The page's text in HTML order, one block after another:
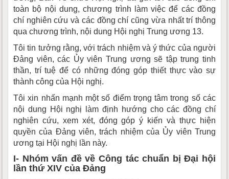
toàn bộ nội dung, chương trình làm việc để các đồng
chí nghiên cứu và các đồng chí cũng vừa nhất trí thông
qua chương trình, nội dung Hội nghị Trung ương 13.
Tôi tin tưởng rằng, với trách nhiệm và ý thức của người
Đảng viên, các Ủy viên Trung ương sẽ tập trung tinh
thần, trí tuệ để có những đóng góp thiết thực vào sự
thành công của Hội nghị.
Tôi xin nhấn mạnh một số điểm trọng tâm trong số các
nội dung Hội nghị làm định hướng cho các đồng chí
nghiên cứu, xem xét, đóng góp ý kiến và thực hiện
quyền của Đảng viên, trách nhiệm của Ủy viên Trung
ương tại Hội nghị lần này.
I- Nhóm vấn đề về Công tác chuẩn bị Đại hội
lần thứ XIV của Đảng